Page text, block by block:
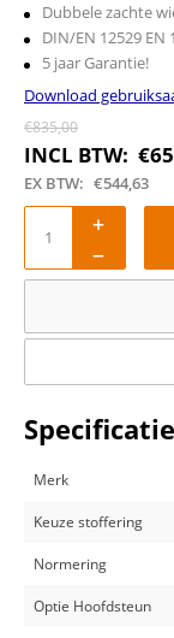
Dubbele zachte
DIN/EN 12529
5 jaar Garantie!
Download
€835,00
INCL BTW: €
EX BTW: €544,63
Merk
Keuze stoffering
Normering
Optie Hoofdsteun